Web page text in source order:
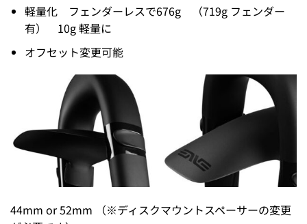
軽量化 フェンダーレスで676g （719g フェンダー
有） 10g 軽量に
オフセット変更可能
44mm or 52mm （※ディスクマウントスペーサーの変更